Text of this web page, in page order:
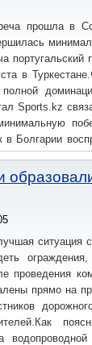
прошла в
в
полной
Sports.kz
Болгарии
матч, но
моментов.
ситуация
проведения
прямо на